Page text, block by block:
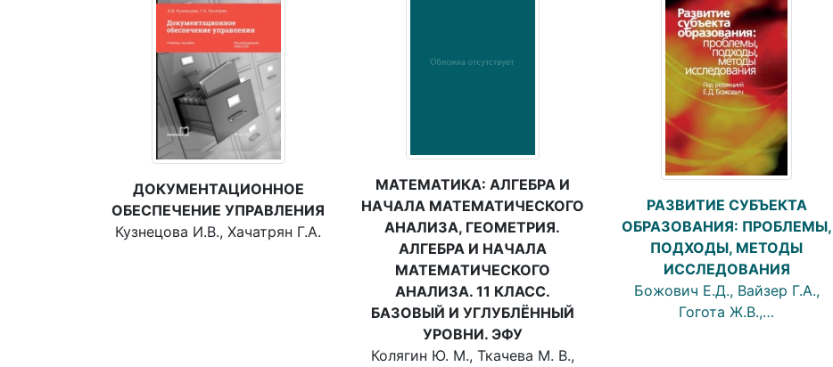
ДОКУМЕНТАЦИОННОЕ
ОБЕСПЕЧЕНИЕ УПРАВЛЕНИЯ
Кузнецова И.В., Хачатрян Г.А.
МАТЕМАТИКА: АЛГЕБРА И
НАЧАЛА МАТЕМАТИЧЕСКОГО
АНАЛИЗА, ГЕОМЕТРИЯ.
АЛГЕБРА И НАЧАЛА
МАТЕМАТИЧЕСКОГО
АНАЛИЗА. 11 КЛАСС.
БАЗОВЫЙ И УГЛУБЛЁННЫЙ
УРОВНИ. ЭФУ
Колягин Ю. М., Ткачева М. В.,
РАЗВИТИЕ СУБЪЕКТА
ОБРАЗОВАНИЯ: ПРОБЛЕМЫ,
ПОДХОДЫ, МЕТОДЫ
ИССЛЕДОВАНИЯ
Божович Е.Д., Вайзер Г.А.,
Гогота Ж.В.,…